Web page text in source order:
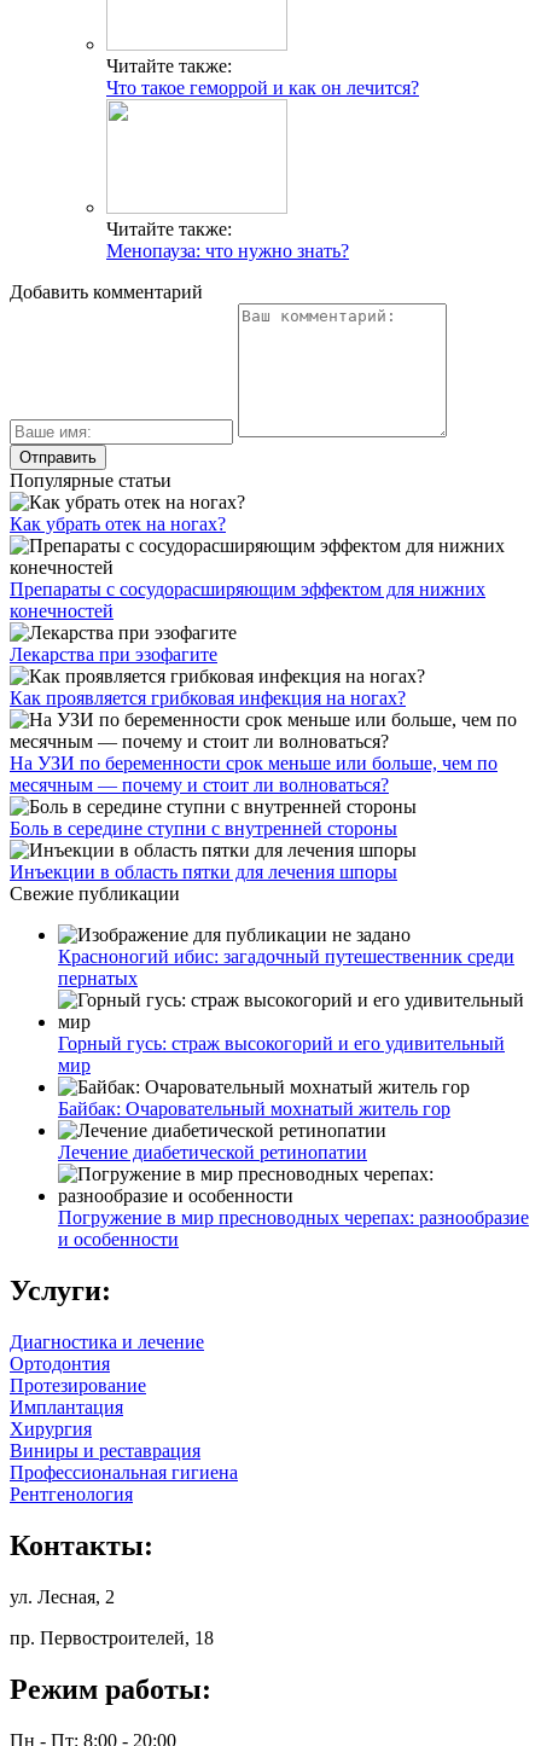
Читайте также:
Что такое геморрой и как он лечится?
Читайте также:
Менопауза: что нужно знать?
Добавить комментарий
Популярные статьи
Как убрать отек на ногах?
Препараты с сосудорасширяющим эффектом для нижних
конечностей
Лекарства при эзофагите
Как проявляется грибковая инфекция на ногах?
На УЗИ по беременности срок меньше или больше, чем по
месячным — почему и стоит ли волноваться?
Боль в середине ступни с внутренней стороны
Инъекции в область пятки для лечения шпоры
Свежие публикации
Красноногий ибис: загадочный путешественник среди
пернатых
Горный гусь: страж высокогорий и его удивительный
мир
Байбак: Очаровательный мохнатый житель гор
Лечение диабетической ретинопатии
Погружение в мир пресноводных черепах: разнообразие
и особенности
Услуги:
Диагностика и лечение
Ортодонтия
Протезирование
Имплантация
Хирургия
Виниры и реставрация
Профессиональная гигиена
Рентгенология
Контакты:
ул. Лесная, 2
пр. Первостроителей, 18
Режим работы:
Пн - Пт: 8:00 - 20:00